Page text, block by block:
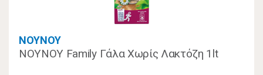
ΝΟΥΝΟΥ
ΝΟΥΝΟΥ Family Γάλα Χωρίς Λακτόζη 1lt